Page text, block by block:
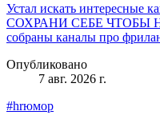
Устал искать интересные
СОХРАНИ СЕБЕ ЧТОБЫ
собраны каналы про
Опубликовано
7 авг. 2026 г.
#hrюмор